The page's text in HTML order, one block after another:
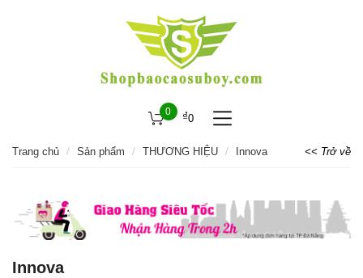
0
0
₫
Trang chủ Sản phẩm THƯƠNG HIỆU Innova << Trở về
Innova